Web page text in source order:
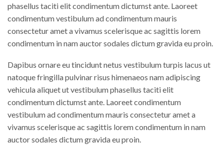
phasellus taciti elit condimentum dictumst ante. Laoreet
condimentum vestibulum ad condimentum mauris
consectetur amet a vivamus scelerisque ac sagittis lorem
condimentum in nam auctor sodales dictum gravida eu proin.
Dapibus ornare eu tincidunt netus vestibulum turpis lacus ut
natoque fringilla pulvinar risus himenaeos nam adipiscing
vehicula aliquet ut vestibulum phasellus taciti elit
condimentum dictumst ante. Laoreet condimentum
vestibulum ad condimentum mauris consectetur amet a
vivamus scelerisque ac sagittis lorem condimentum in nam
auctor sodales dictum gravida eu proin.